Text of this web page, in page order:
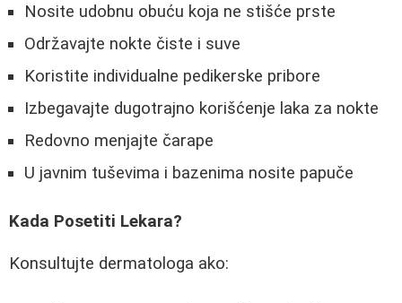
Nosite udobnu obuću koja ne stišće prste
Održavajte nokte čiste i suve
Koristite individualne pedikerske pribore
Izbegavajte dugotrajno korišćenje laka za nokte
Redovno menjajte čarape
U javnim tuševima i bazenima nosite papuče
Kada Posetiti Lekara?
Konsultujte dermatologa ako: